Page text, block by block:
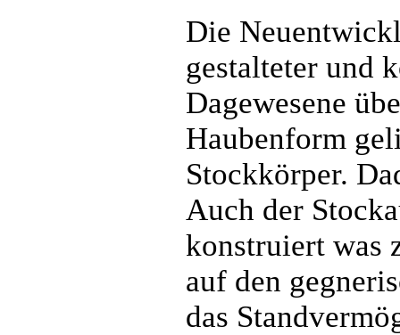
Die
gestalteter und
Dagewesene
Haubenform
Stockkörper.
Auch der
konstruiert was
auf den
das